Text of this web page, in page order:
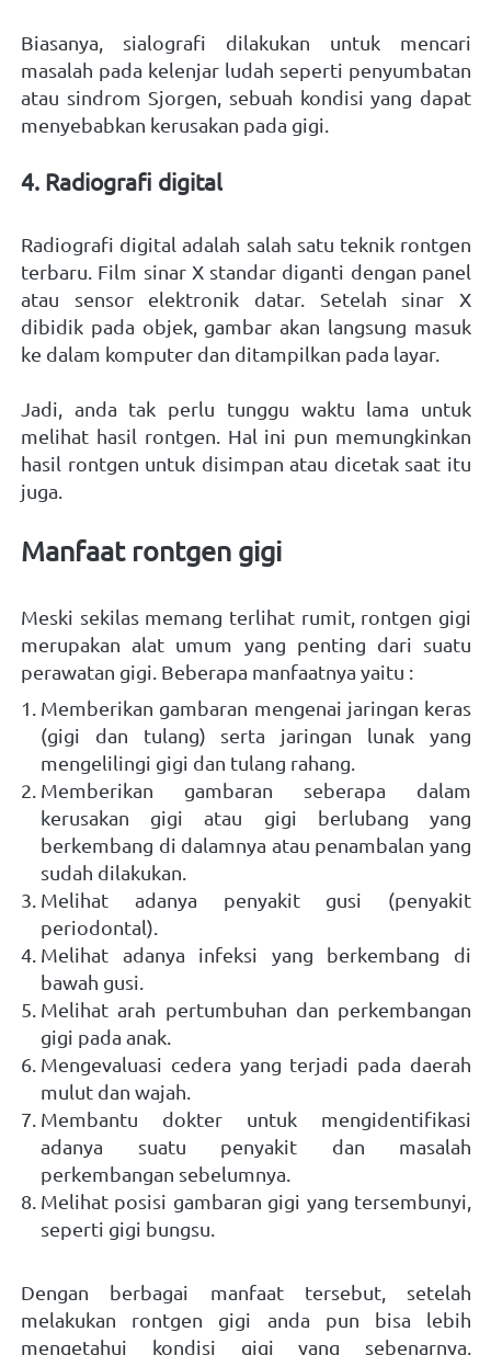
Biasanya, sialografi dilakukan untuk mencari
masalah pada kelenjar ludah seperti penyumbatan
atau sindrom Sjorgen, sebuah kondisi yang dapat
menyebabkan kerusakan pada gigi.
4. Radiografi digital
Radiografi digital adalah salah satu teknik rontgen
terbaru. Film sinar X standar diganti dengan panel
atau sensor elektronik datar. Setelah sinar X
dibidik pada objek, gambar akan langsung masuk
ke dalam komputer dan ditampilkan pada layar.
Jadi, anda tak perlu tunggu waktu lama untuk
melihat hasil rontgen. Hal ini pun memungkinkan
hasil rontgen untuk disimpan atau dicetak saat itu
juga.
Manfaat rontgen gigi
Meski sekilas memang terlihat rumit, rontgen gigi
merupakan alat umum yang penting dari suatu
perawatan gigi. Beberapa manfaatnya yaitu :
Memberikan gambaran mengenai jaringan keras
(gigi dan tulang) serta jaringan lunak yang
mengelilingi gigi dan tulang rahang.
Memberikan gambaran seberapa dalam
kerusakan gigi atau gigi berlubang yang
berkembang di dalamnya atau penambalan yang
sudah dilakukan.
Melihat adanya penyakit gusi (penyakit
periodontal).
Melihat adanya infeksi yang berkembang di
bawah gusi.
Melihat arah pertumbuhan dan perkembangan
gigi pada anak.
Mengevaluasi cedera yang terjadi pada daerah
mulut dan wajah.
Membantu dokter untuk mengidentifikasi
adanya suatu penyakit dan masalah
perkembangan sebelumnya.
Melihat posisi gambaran gigi yang tersembunyi,
seperti gigi bungsu.
Dengan berbagai manfaat tersebut, setelah
melakukan rontgen gigi anda pun bisa lebih
mengetahui kondisi gigi yang sebenarnya,